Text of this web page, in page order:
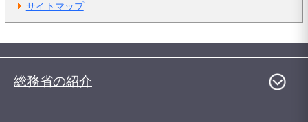
サイトマップ
総務省の紹介